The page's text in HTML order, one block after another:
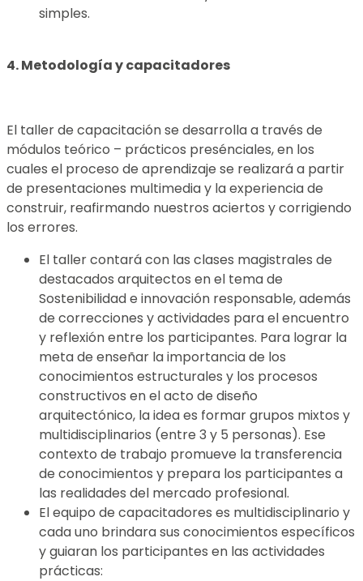
simples.
4. Metodología y capacitadores
El taller de capacitación se desarrolla a través de
módulos teórico – prácticos presénciales, en los
cuales el proceso de aprendizaje se realizará a partir
de presentaciones multimedia y la experiencia de
construir, reafirmando nuestros aciertos y corrigiendo
los errores.
El taller contará con las clases magistrales de
destacados arquitectos en el tema de
Sostenibilidad e innovación responsable, además
de correcciones y actividades para el encuentro
y reflexión entre los participantes. Para lograr la
meta de enseñar la importancia de los
conocimientos estructurales y los procesos
constructivos en el acto de diseño
arquitectónico, la idea es formar grupos mixtos y
multidisciplinarios (entre 3 y 5 personas). Ese
contexto de trabajo promueve la transferencia
de conocimientos y prepara los participantes a
las realidades del mercado profesional.
El equipo de capacitadores es multidisciplinario y
cada uno brindara sus conocimientos específicos
y guiaran los participantes en las actividades
prácticas: